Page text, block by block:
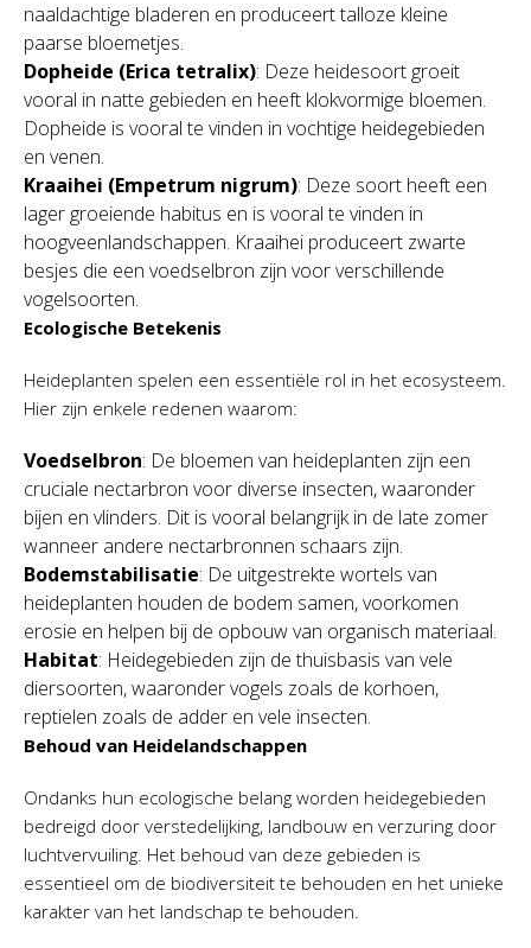
naaldachtige bladeren en produceert talloze kleine
paarse bloemetjes.
Dopheide (Erica tetralix): Deze heidesoort groeit
vooral in natte gebieden en heeft klokvormige bloemen.
Dopheide is vooral te vinden in vochtige heidegebieden
en venen.
Kraaihei (Empetrum nigrum): Deze soort heeft een
lager groeiende habitus en is vooral te vinden in
hoogveenlandschappen. Kraaihei produceert zwarte
besjes die een voedselbron zijn voor verschillende
vogelsoorten.
Ecologische Betekenis
Heideplanten spelen een essentiële rol in het ecosysteem.
Hier zijn enkele redenen waarom:
Voedselbron: De bloemen van heideplanten zijn een
cruciale nectarbron voor diverse insecten, waaronder
bijen en vlinders. Dit is vooral belangrijk in de late zomer
wanneer andere nectarbronnen schaars zijn.
Bodemstabilisatie: De uitgestrekte wortels van
heideplanten houden de bodem samen, voorkomen
erosie en helpen bij de opbouw van organisch materiaal.
Habitat: Heidegebieden zijn de thuisbasis van vele
diersoorten, waaronder vogels zoals de korhoen,
reptielen zoals de adder en vele insecten.
Behoud van Heidelandschappen
Ondanks hun ecologische belang worden heidegebieden
bedreigd door verstedelijking, landbouw en verzuring door
luchtvervuiling. Het behoud van deze gebieden is
essentieel om de biodiversiteit te behouden en het unieke
karakter van het landschap te behouden.